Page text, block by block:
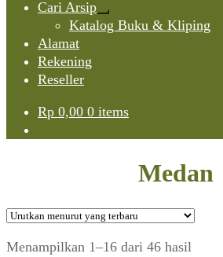
Cari Arsip
Expand
child
Katalog Buku & Kliping
Alamat
Rekening
Reseller
Rp 0,00 0 items
Medan
Menampilkan 1–16 dari 46 hasil